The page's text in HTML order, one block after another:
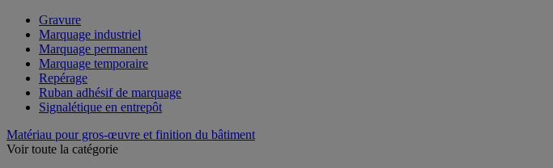
Gravure
Marquage industriel
Marquage permanent
Marquage temporaire
Repérage
Ruban adhésif de marquage
Signalétique en entrepôt
Matériau pour gros-œuvre et finition du bâtiment
Voir toute la catégorie